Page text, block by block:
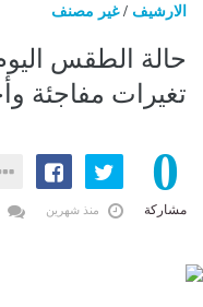
الارشيف /غير مصنف
تغيرات مفاجئة
0
مشاركة منذ شهرين